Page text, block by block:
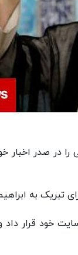
را در صدر اخبار
تبریک به
خود قرار